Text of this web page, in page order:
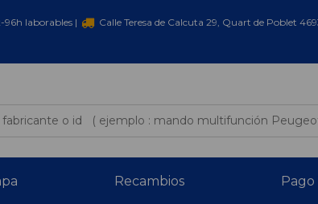
96h laborables |
Calle Teresa de Calcuta 29, Quart de Poblet
Recambios